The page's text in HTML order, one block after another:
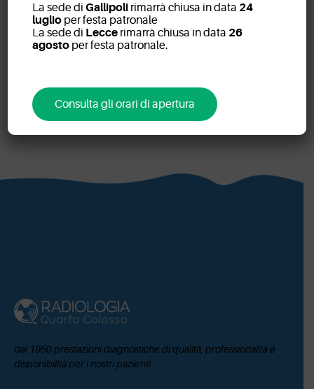
IEO – Istituto
Oncologia
dal 1950 prestazioni diagnostiche di qualità, professionalità e
disponibilità per i nostri pazienti.
La sede diGallipoli rimarrà chiusa in data 24
luglio per festa patronale
La sede di Lecce rimarrà chiusa in data 26
agosto per festa patronale.
Consulta gli orari di apertura